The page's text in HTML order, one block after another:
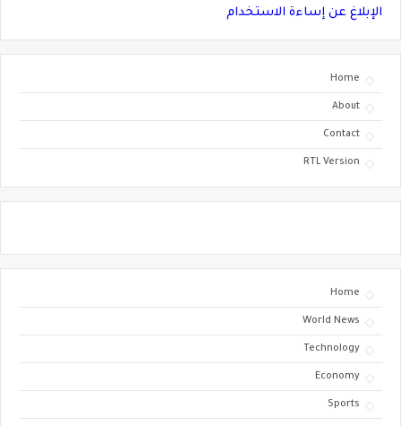
الإبلاغ عن إساءة الاستخدام
Home
About
Contact
RTL Version
Home
World News
Technology
Economy
Sports